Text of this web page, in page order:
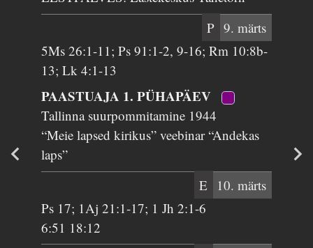
P 9. märts
5Ms 26:1-11; Ps 91:1-2, 9-16; Rm 10:8b-
13; Lk 4:1-13
PAASTUAJA 1. PÜHAPÄEV
Tallinna suurpommitamine 1944
“Meie lapsed kirikus” veebinar “Andekas
laps”
E 10. märts
Ps 17; 1Aj 21:1-17; 1 Jh 2:1-6
6:51 18:12